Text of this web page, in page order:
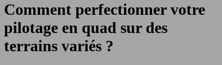
Comment perfectionner votre
pilotage en quad sur des
terrains variés ?